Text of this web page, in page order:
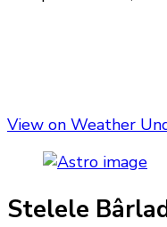
View on Weather
Stelele